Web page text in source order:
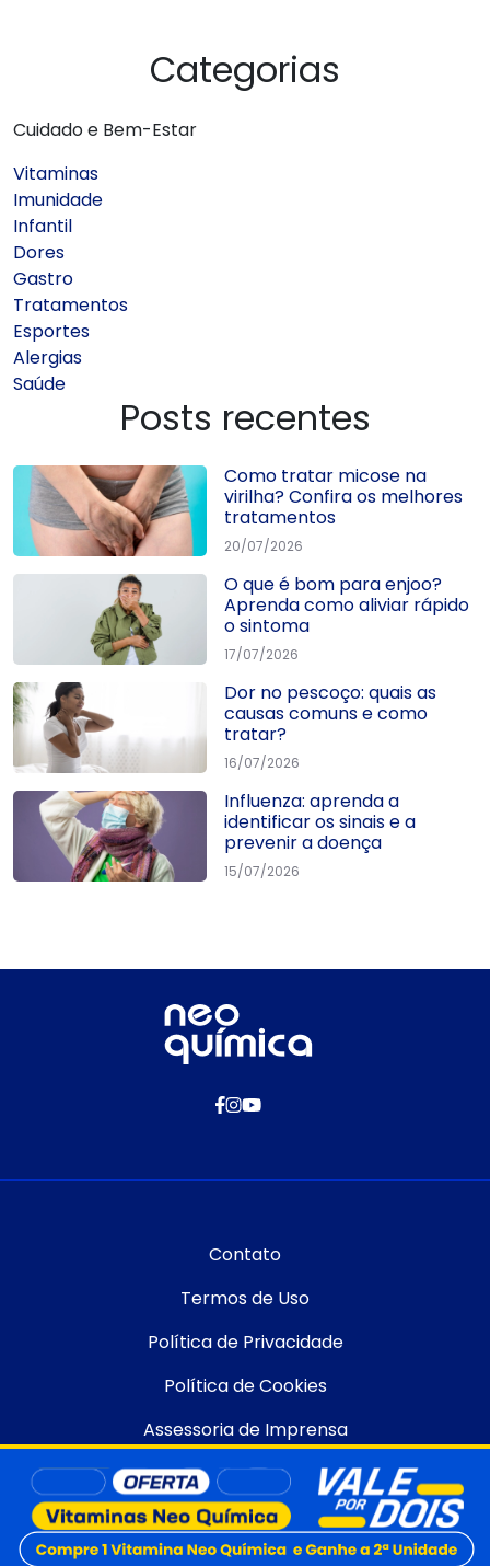
Categorias
Cuidado e Bem-Estar
Vitaminas
Imunidade
Infantil
Dores
Gastro
Tratamentos
Esportes
Alergias
Saúde
Posts recentes
Como tratar micose na
virilha? Confira os melhores
tratamentos
20/07/2026
O que é bom para enjoo?
Aprenda como aliviar rápido
o sintoma
17/07/2026
Dor no pescoço: quais as
causas comuns e como
tratar?
16/07/2026
Influenza: aprenda a
identificar os sinais e a
prevenir a doença
15/07/2026
Quer oferecer nossos produtos em sua farmácia?
Contato
Termos de Uso
Política de Privacidade
Política de Cookies
Assessoria de Imprensa